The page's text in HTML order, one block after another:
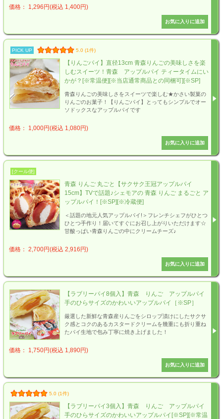
価格： 1,296円(税込 1,400円)
PICK UP 5.0 (1件)
【りんごパイ】直径13cm 青森りんごの美味しさを楽
しむスイーツ！青森 アップルパイ ティータイムにい
かが？[※常温便][※当店通常商品との同梱可][※SP]
青森りんごの美味しさをスイーツで楽しむ★かさい製菓の
りんごのお菓子！【りんごパイ】とってもシンプルでオー
ソドックスなアップルパイです
価格： 1,000円(税込 1,080円)
[クール便]
青森 りんご 丸ごと【サクサク王冠アップルパイ
15cm】TVで話題♪シェモアの 青森 りんご まるごと ア
ップルパイ！[※SP][※冷蔵便]
＜話題の地元人気アップルパイ!＞フレンチシェフがひとつ
ひとつ手作り！届いてすぐにお召し上がりいただけます☆
甘酸っぱい青森りんごの中にクリームチーズ♪
価格： 2,700円(税込 2,916円)
【ラブリーパイ8個入】青森 りんご アップルパイ
手のひらサイズのかわいいアップルパイ［※SP］
厳選した新鮮な青森産りんごをシロップ漬けにしたサクサ
ク感とコクのあるカスタードクリームを幾重にも折り重ね
たパイ生地で包み丁寧に焼き上げました！
価格： 1,750円(税込 1,890円)
5.0 (1件)
【ラブリーパイ3個入】青森 りんご アップルパイ
手のひらサイズのかわいいアップルパイ[※SP][※常温